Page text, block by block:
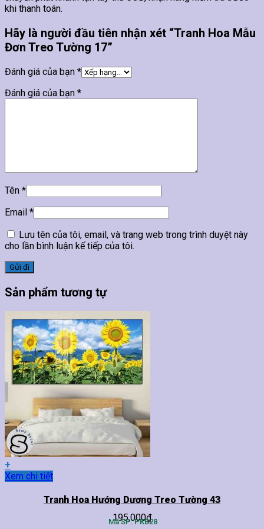
khi thanh toán.
Hãy là người đầu tiên nhận xét “Tranh Hoa Mẫu
Đơn Treo Tường 17”
Đánh giá của bạn *
Đánh giá của bạn *
Tên *
Email *
Lưu tên của tôi, email, và trang web trong trình duyệt này
cho lần bình luận kế tiếp của tôi.
Sản phẩm tương tự
+
Sản
Xem chi tiết
Tranh Hoa Hướng Dương Treo Tường 43
195,000₫
Mã SP: PKB28